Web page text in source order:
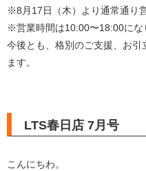
※8月17日（木）より通常通り
※営業時間は10:00〜18:00にな
今後とも、格別のご支援、お
ます。
LTS春日店 7月号
こんにちわ。